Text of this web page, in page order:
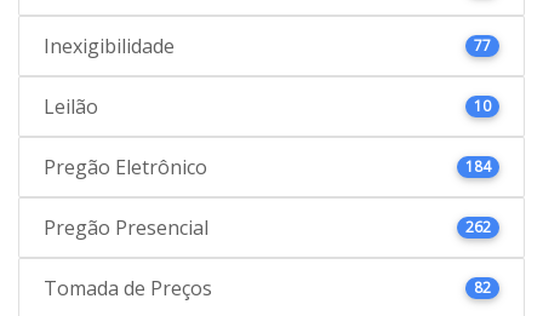
Inexigibilidade 77
Leilão 10
Pregão Eletrônico 184
Pregão Presencial 262
Tomada de Preços 82